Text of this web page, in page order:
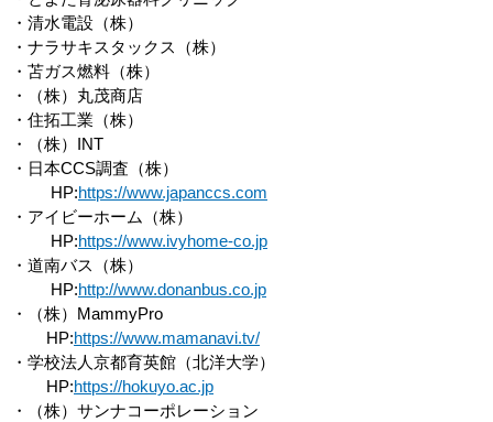
・清水電設（株）
・ナラサキスタックス（株）
・苫ガス燃料（株）
・（株）丸茂商店
・住拓工業（株）
・（株）INT
・日本CCS調査（株）
HP:https://www.japanccs.com
・アイビーホーム（株）
HP:https://www.ivyhome-co.jp
・道南バス（株）
HP:http://www.donanbus.co.jp
・（株）MammyPro
HP:https://www.mamanavi.tv/
・学校法人京都育英館（北洋大学）
HP:https://hokuyo.ac.jp
・（株）サンナコーポレーション